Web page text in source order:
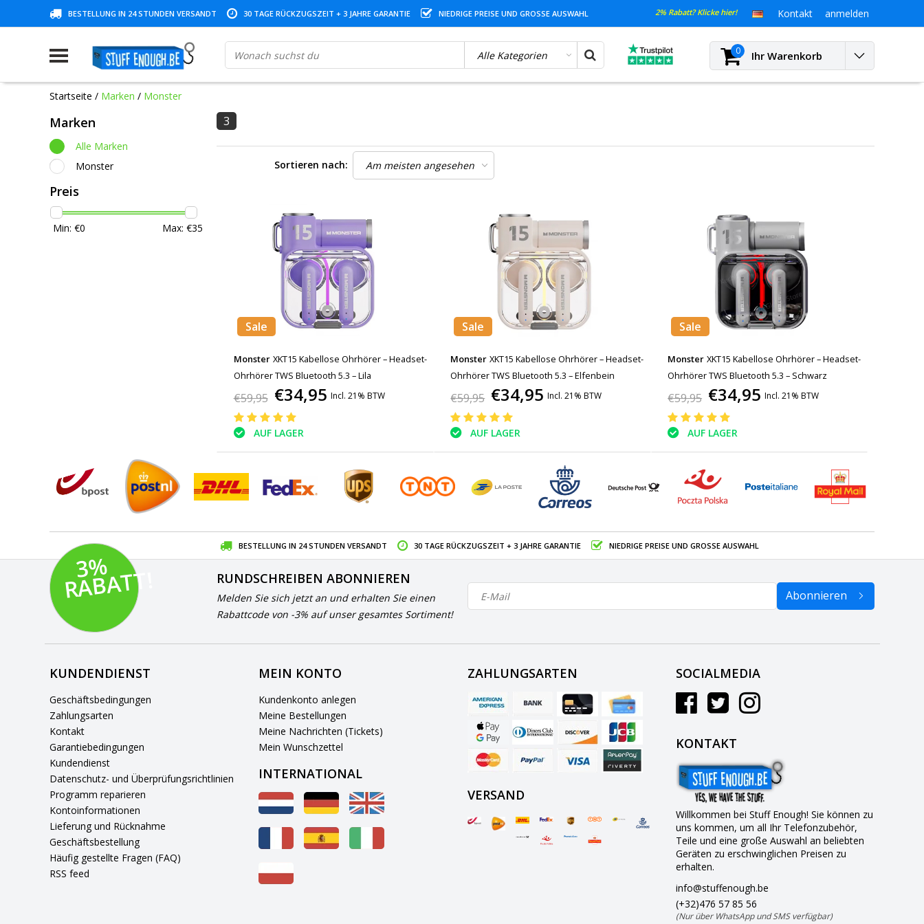
BESTELLUNG IN 24 STUNDEN VERSANDT 30 TAGE RÜCKZUGSZEIT + 3 JAHRE GARANTIE NIEDRIGE PREISE UND GROSSE AUSWAHL 2% Rabatt? Klicke hier! Kontakt anmelden
0 Ihr Warenkorb
Startseite / Marken / Monster
Marken
Alle Marken
Monster
Preis
Min: €0 Max: €35
3
Sortieren nach:
Sale
Monster XKT15 Kabellose Ohrhörer – Headset-
Ohrhörer TWS Bluetooth 5.3 – Lila
€59,95 €34,95 Incl. 21% BTW
AUF LAGER
Sale
Monster XKT15 Kabellose Ohrhörer – Headset-
Ohrhörer TWS Bluetooth 5.3 – Elfenbein
€59,95 €34,95 Incl. 21% BTW
AUF LAGER
Sale
Monster XKT15 Kabellose Ohrhörer – Headset-
Ohrhörer TWS Bluetooth 5.3 – Schwarz
€59,95 €34,95 Incl. 21% BTW
AUF LAGER
BESTELLUNG IN 24 STUNDEN VERSANDT 30 TAGE RÜCKZUGSZEIT + 3 JAHRE GARANTIE NIEDRIGE PREISE UND GROSSE AUSWAHL
3
%
R
A
B
A
T
T! RUNDSCHREIBEN ABONNIEREN
Melden Sie sich jetzt an und erhalten Sie einen
Rabattcode von -3% auf unser gesamtes Sortiment!
Abonnieren
KUNDENDIENST
Geschäftsbedingungen
Zahlungsarten
Kontakt
Garantiebedingungen
Kundendienst
Datenschutz- und Überprüfungsrichtlinien
Programm reparieren
Kontoinformationen
Lieferung und Rücknahme
Geschäftsbestellung
Häufig gestellte Fragen (FAQ)
RSS feed
MEIN KONTO
Kundenkonto anlegen
Meine Bestellungen
Meine Nachrichten (Tickets)
Mein Wunschzettel
INTERNATIONAL
ZAHLUNGSARTEN
VERSAND
SOCIALMEDIA
KONTAKT
Willkommen bei Stuff Enough! Sie können zu
uns kommen, um all Ihr Telefonzubehör,
Teile und eine große Auswahl an beliebten
Geräten zu erschwinglichen Preisen zu
erhalten.
info@stuffenough.be
(+32)476 57 85 56
(Nur über WhatsApp und SMS verfügbar)